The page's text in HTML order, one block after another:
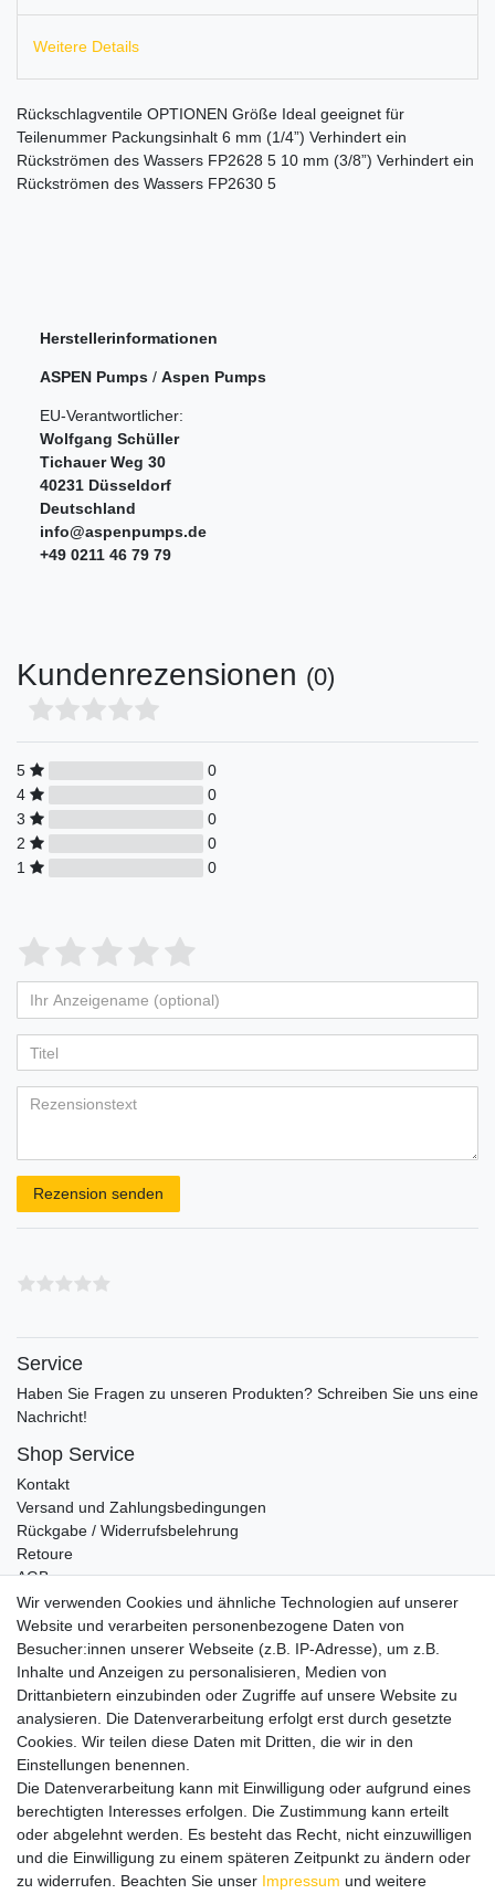
Weitere Details
Rückschlagventile OPTIONEN Größe Ideal geeignet für
Teilenummer Packungsinhalt 6 mm (1/4”) Verhindert ein
Rückströmen des Wassers FP2628 5 10 mm (3/8”) Verhindert ein
Rückströmen des Wassers FP2630 5
Herstellerinformationen
ASPEN Pumps / Aspen Pumps
EU-Verantwortlicher:
Wolfgang Schüller
Tichauer Weg 30
40231 Düsseldorf
Deutschland
info@aspenpumps.de
+49 0211 46 79 79
Kundenrezensionen (0)
5
0
4
0
3
0
2
0
1
0
Bewertungssterne
von
5
Bewertungssternen
4
von
5
Bewertungssternen
3
von
5
Bewertungssternen
2
von
5
Bewertungssternen
1
von
5
Bewertungssternen
Anzeigename
(optional)
Rezension senden
Service
Haben Sie Fragen zu unseren Produkten? Schreiben Sie uns eine
Nachricht!
Shop Service
Kontakt
Versand und Zahlungsbedingungen
Rückgabe / Widerrufsbelehrung
Retoure
AGB
Vertrag widerrufen
Informationen
Datenschutz
Impressum
Wir verschicken klimaneutral mit DPD
Wir verwenden Cookies und ähnliche Technologien auf unserer
Website und verarbeiten personenbezogene Daten von
Besucher:innen unserer Webseite (z.B. IP-Adresse), um z.B.
Inhalte und Anzeigen zu personalisieren, Medien von
Drittanbietern einzubinden oder Zugriffe auf unsere Website zu
analysieren. Die Datenverarbeitung erfolgt erst durch gesetzte
Cookies. Wir teilen diese Daten mit Dritten, die wir in den
Einstellungen benennen.
Die Datenverarbeitung kann mit Einwilligung oder aufgrund eines
berechtigten Interesses erfolgen. Die Zustimmung kann erteilt
oder abgelehnt werden. Es besteht das Recht, nicht einzuwilligen
und die Einwilligung zu einem späteren Zeitpunkt zu ändern oder
zu widerrufen. Beachten Sie unser Impressum und weitere